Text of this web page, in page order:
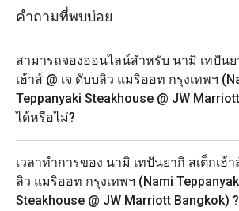
**ส่วนลดไม่สามารถใช้สะสมคะแนน
*** ส่วนลดไม่สามารถใช้ได้กับภาษีรัฐ
ที่เกี่ยวข้อง
คำถามที่พบบ่อย
สามารถจองออนไลน์สำหรับ นามิ เทปันย
เฮ้าส์ @ เจ ดับบลิว แมริออท กรุงเทพฯ
Teppanyaki Steakhouse @ JW
ได้หรือไม่?
เวลาทำการของ นามิ เทปันยากิ สเต็กเฮ้า
ลิว แมริออท กรุงเทพฯ (Nami
Steakhouse @ JW Marriott Bangkok) ?